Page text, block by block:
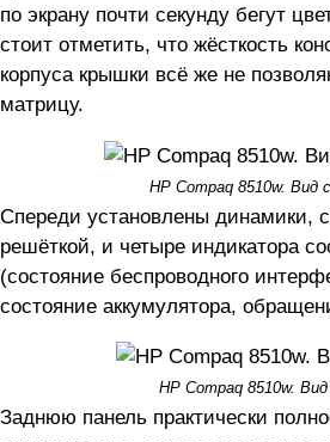
по экрану почти секунду бегут
стоит отметить, что жёсткость
корпуса крышки всё же не
матрицу.
HP Compaq 8510w. Вид
Спереди установлены динамики,
решёткой, и четыре индикатора
(состояние беспроводного
состояние аккумулятора,
HP Compaq 8510w. Вид
Заднюю панель практически